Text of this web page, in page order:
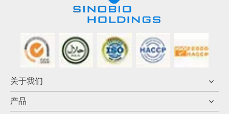
关于我们
产品